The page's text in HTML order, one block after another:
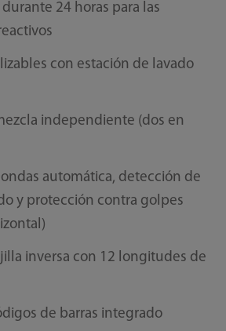
24 horas para las
con estación de lavado
independiente (dos en
automática, detección de
y protección contra golpes
inversa con 12 longitudes de
de barras integrado